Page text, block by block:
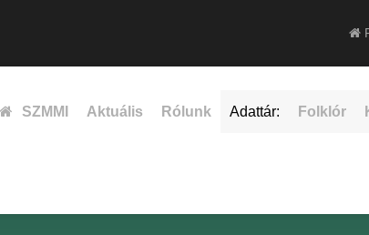
SZMMI Aktuális Rólunk Adattár: Folklór